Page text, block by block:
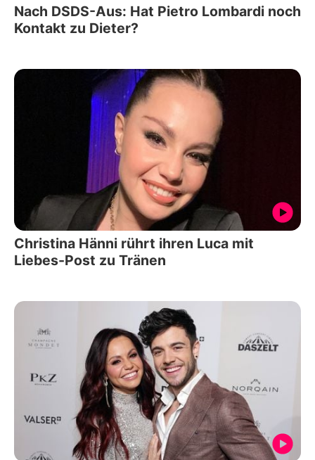
Nach DSDS-Aus: Hat Pietro Lombardi noch
Kontakt zu Dieter?
Christina Hänni rührt ihren Luca mit
Liebes-Post zu Tränen